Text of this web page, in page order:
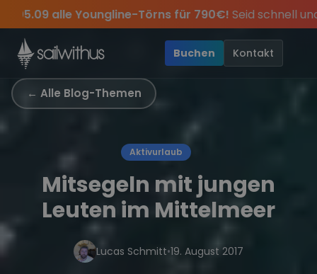
Skip to content
für 790€!Seid schnell und sichert euch die letzten
Sichere Dir jetztDein Meilenbuch und Deine
Angebote mehr Sowie20€ Rabatt auf deinen
Jahres, sei dabei. Season Closing Party 2026!
Buchen Kontakt
← Alle Blog-Themen
Aktivurlaub
Mitsegeln mit jungen
Leuten im Mittelmeer
Lucas Schmitt•19. August 2017